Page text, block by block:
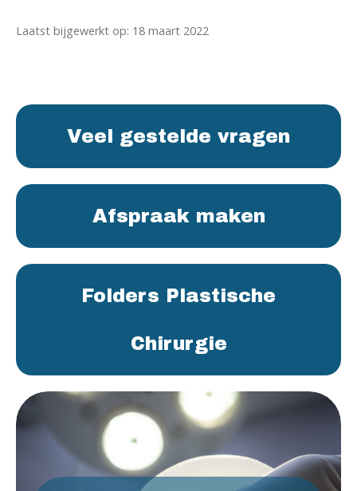
Laatst bijgewerkt op: 18 maart 2022
Veel gestelde vragen
Afspraak maken
Folders Plastische
Chirurgie